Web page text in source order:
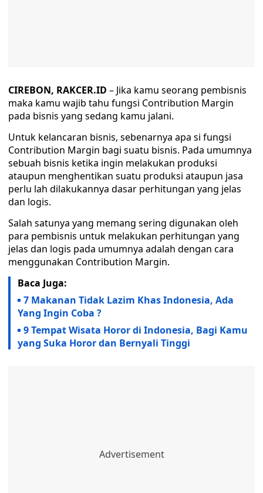
CIREBON, RAKCER.ID – Jika kamu seorang pembisnis
maka kamu wajib tahu fungsi Contribution Margin
pada bisnis yang sedang kamu jalani.
Untuk kelancaran bisnis, sebenarnya apa si fungsi
Contribution Margin bagi suatu bisnis. Pada umumnya
sebuah bisnis ketika ingin melakukan produksi
ataupun menghentikan suatu produksi ataupun jasa
perlu lah dilakukannya dasar perhitungan yang jelas
dan logis.
Salah satunya yang memang sering digunakan oleh
para pembisnis untuk melakukan perhitungan yang
jelas dan logis pada umumnya adalah dengan cara
menggunakan Contribution Margin.
Baca Juga:
7 Makanan Tidak Lazim Khas Indonesia, Ada
Yang Ingin Coba ?
9 Tempat Wisata Horor di Indonesia, Bagi Kamu
yang Suka Horor dan Bernyali Tinggi